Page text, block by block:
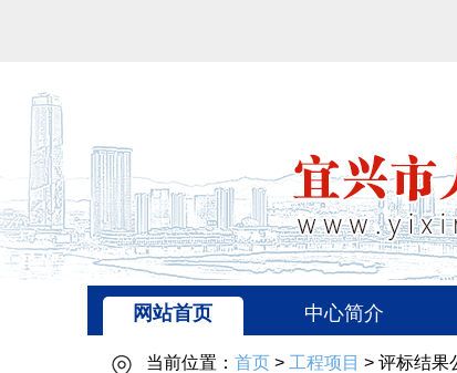
网站首页 中心简介
当前位置： 首页> 工程项目 > 评标结果